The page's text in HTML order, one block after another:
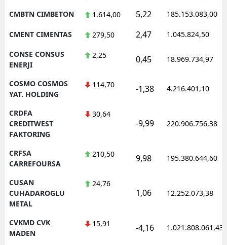
CMBTN CIMBETON 1.614,00 5,22 185.153.083,00
CMENT CIMENTAS 279,50 2,47 1.045.824,50
CONSE CONSUS
ENERJI
2,25 0,45 18.969.734,97
COSMO COSMOS
YAT. HOLDING
114,70 -1,38 4.216.401,10
CRDFA
CREDITWEST
FAKTORING
30,64
-9,99 220.906.756,38
CRFSA
CARREFOURSA
210,50 9,98 195.380.644,60
CUSAN
CUHADAROGLU
METAL
24,76
1,06 12.252.073,38
CVKMD CVK
MADEN
15,91 -4,16 1.021.808.061,43